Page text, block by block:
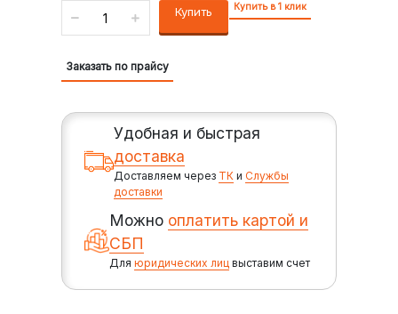
Купить Купить в 1 клик
Заказать по прайсу
Удобная и быстрая
доставка
Доставляем через ТК иСлужбы
доставки
Можно оплатить картой и
СБП
Дляюридических лиц выставим счет